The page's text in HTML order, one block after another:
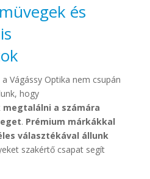
és
Vágássy Optika nem csupán
hogy
a számára
. Prémium márkákkal
választékával állunk
szakértő csapat segít